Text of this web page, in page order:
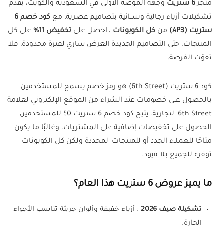
متجر6 ستريت
وجهة الموضة الأولى في السعودية والكويت، يقدم
تشكيلات أزياء رجالية ونسائية بتصاميم عصرية. مع
كود خصم 6
ستريت (AP3)
من كل الكوبونات ، احصل على تخفيض 11%
على كل
المنتجات، حتى التصاميم الجديدة العرض ساري لفترة محدودة، فلا
تفوّت الفرصة.
كود 6 ستريت (6th Street) هو رمز خصم يسمح للمستخدمين
بالحصول على خصومات عند الشراء من الموقع الإلكتروني لعلامة
6th Street التجارية. يتيح كود خصم 6 ستريت 50 للمستخدمين
الحصول على تخفيضات إضافية على المشتريات، وغالبًا ما يكون
متاحًا للعملاء الجدد أو للمنتجات المحددة ولكن كل الكوبونات
توفره للجميع بلا قيود.
ما يميز عروض 6 ستريت هذا العام؟
تشكيلة صيف 2026
: أزياء خفيفة وألوان جريئة تناسب الأجواء
الحارة.